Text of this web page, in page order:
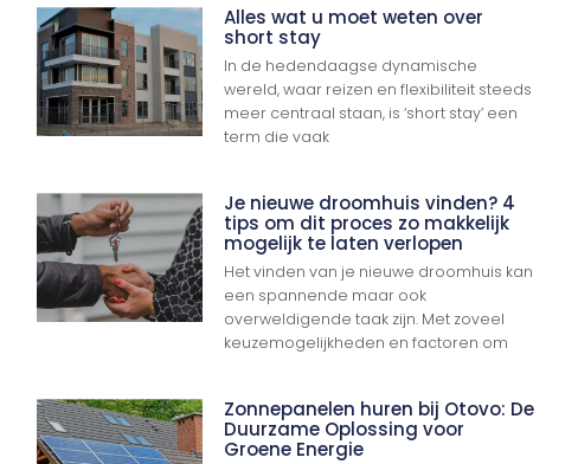
Alles wat u moet weten over
short stay
In de hedendaagse dynamische
wereld, waar reizen en flexibiliteit steeds
meer centraal staan, is ‘short stay’ een
term die vaak
Je nieuwe droomhuis vinden? 4
tips om dit proces zo makkelijk
mogelijk te laten verlopen
Het vinden van je nieuwe droomhuis kan
een spannende maar ook
overweldigende taak zijn. Met zoveel
keuzemogelijkheden en factoren om
Zonnepanelen huren bij Otovo: De
Duurzame Oplossing voor
Groene Energie